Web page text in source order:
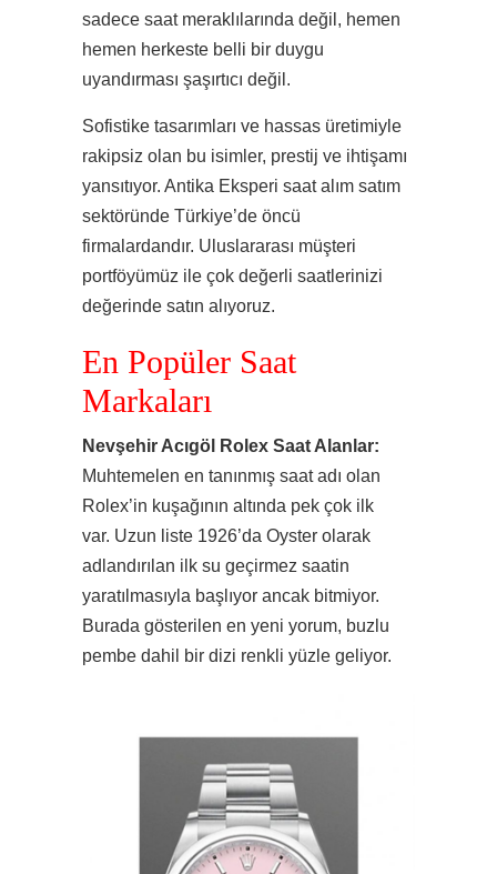
sadece saat meraklılarında değil, hemen
hemen herkeste belli bir duygu
uyandırması şaşırtıcı değil.
Sofistike tasarımları ve hassas üretimiyle
rakipsiz olan bu isimler, prestij ve ihtişamı
yansıtıyor. Antika Eksperi saat alım satım
sektöründe Türkiye’de öncü
firmalardandır. Uluslararası müşteri
portföyümüz ile çok değerli saatlerinizi
değerinde satın alıyoruz.
En Popüler Saat
Markaları
Nevşehir Acıgöl Rolex Saat Alanlar:
Muhtemelen en tanınmış saat adı olan
Rolex’in kuşağının altında pek çok ilk
var. Uzun liste 1926’da Oyster olarak
adlandırılan ilk su geçirmez saatin
yaratılmasıyla başlıyor ancak bitmiyor.
Burada gösterilen en yeni yorum, buzlu
pembe dahil bir dizi renkli yüzle geliyor.